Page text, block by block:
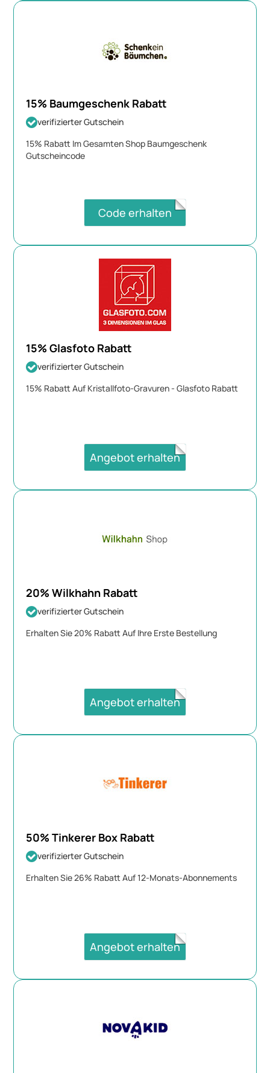
15% Baumgeschenk Rabatt
verifizierter Gutschein
15% Rabatt Im Gesamten Shop Baumgeschenk
Gutscheincode
Code erhalten
15% Glasfoto Rabatt
verifizierter Gutschein
15% Rabatt Auf Kristallfoto-Gravuren - Glasfoto Rabatt
Angebot erhalten
20% Wilkhahn Rabatt
verifizierter Gutschein
Erhalten Sie 20% Rabatt Auf Ihre Erste Bestellung
Angebot erhalten
50% Tinkerer Box Rabatt
verifizierter Gutschein
Erhalten Sie 26% Rabatt Auf 12-Monats-Abonnements
Angebot erhalten